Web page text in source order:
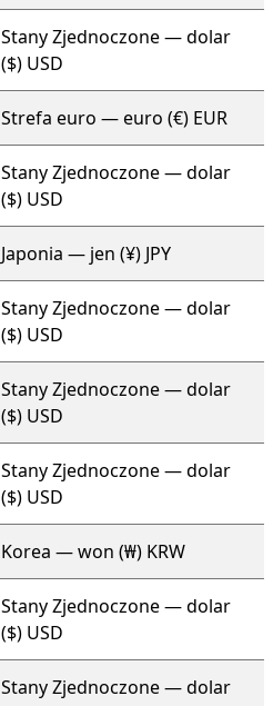
Stany Zjednoczone — dolar
($) USD
Strefa euro — euro (€) EUR
Stany Zjednoczone — dolar
($) USD
Japonia — jen (¥) JPY
Stany Zjednoczone — dolar
($) USD
Stany Zjednoczone — dolar
($) USD
Stany Zjednoczone — dolar
($) USD
Korea — won (₩) KRW
Stany Zjednoczone — dolar
($) USD
Stany Zjednoczone — dolar